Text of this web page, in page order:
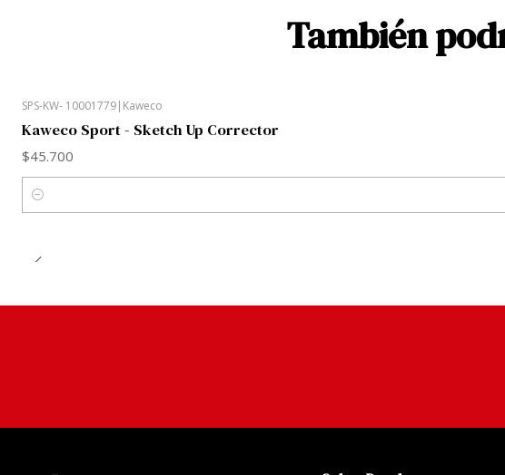
También
SPS-KW- 10001779| Kaweco
Kaweco Sport - Sketch Up Corrector
$45.700
Cantidad